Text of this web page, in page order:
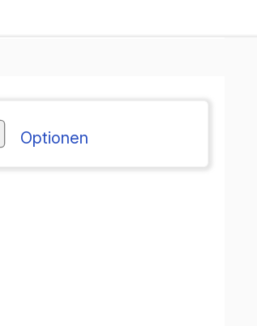
Optionen